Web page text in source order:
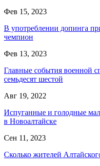
Фев 15, 2023
В употреблении допинга
чемпион
Фев 13, 2023
Главные события военной
семьдесят шестой
Авг 19, 2022
Испуганные и голодные
в Новоалтайске
Сен 11, 2023
Сколько жителей